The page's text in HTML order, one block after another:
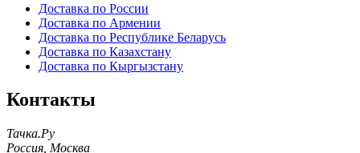
Доставка по России
Доставка по Армении
Доставка по Республике Беларусь
Доставка по Казахстану
Доставка по Кыргызстану
Контакты
Тачка.Ру
Россия Москва